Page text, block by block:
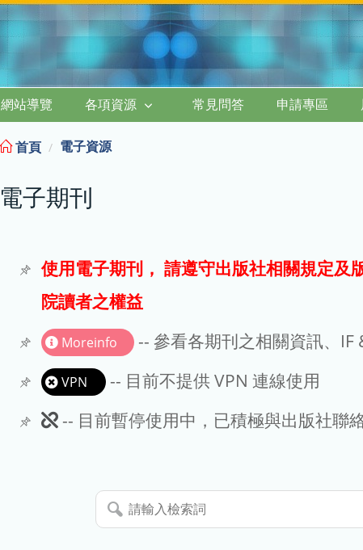
網站導覽 各項資源 常見問答 申請專區
首頁 電子資源
電子期刊
使用電子期刊， 請遵守出版社相關規定及
院讀者之權益
Moreinfo -- 參看各期刊之相關資訊、
VPN
-- 目前不提供 VPN 連線使用
此
-- 目前暫停使用中，已積極與出版社聯
請
輸